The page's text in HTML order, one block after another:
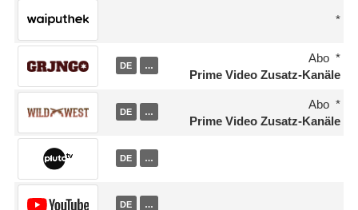
DE …
Abo
Prime Video Zusatz-Kanäle
DE …
Abo
Prime Video Zusatz-Kanäle
DE …
DE …